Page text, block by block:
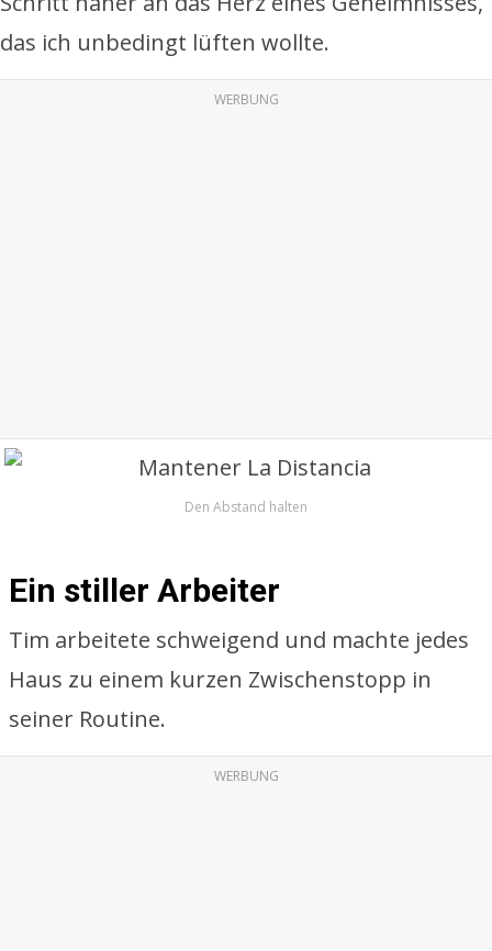
das ich unbedingt lüften wollte.
WERBUNG
Den Abstand halten
Ein stiller Arbeiter
Tim arbeitete schweigend und machte jedes
Haus zu einem kurzen Zwischenstopp in
seiner Routine.
WERBUNG